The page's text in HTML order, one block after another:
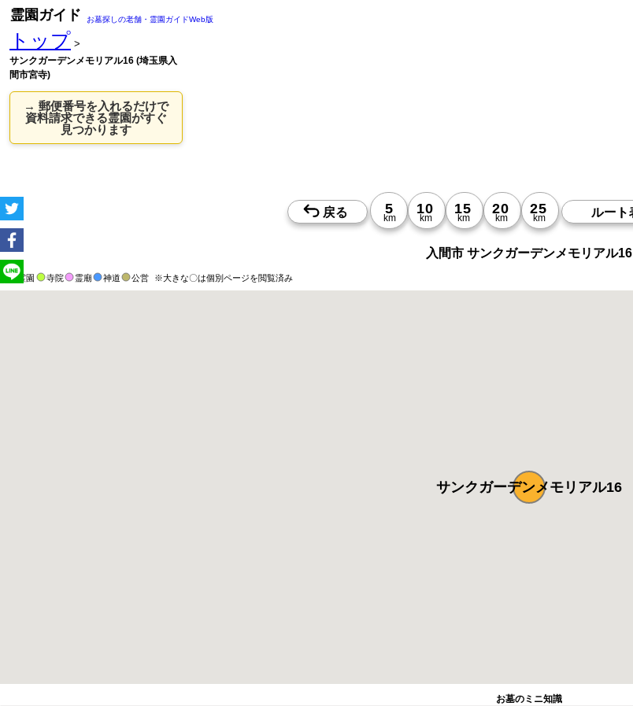
霊園ガイド お墓探しの老舗・霊園ガイドWeb版
トップ >
サンクガーデンメモリアル16 (埼玉県入
間市宮寺)
→ 郵便番号を入れるだけで
資料請求できる霊園がすぐ
見つかります
入間市 サンクガーデンメモリアル16
霊園 寺院 霊廟 神道 公営 ※大きな〇は個別ページを閲覧済み
サンクガーデンメモリアル16
お墓のミニ知識